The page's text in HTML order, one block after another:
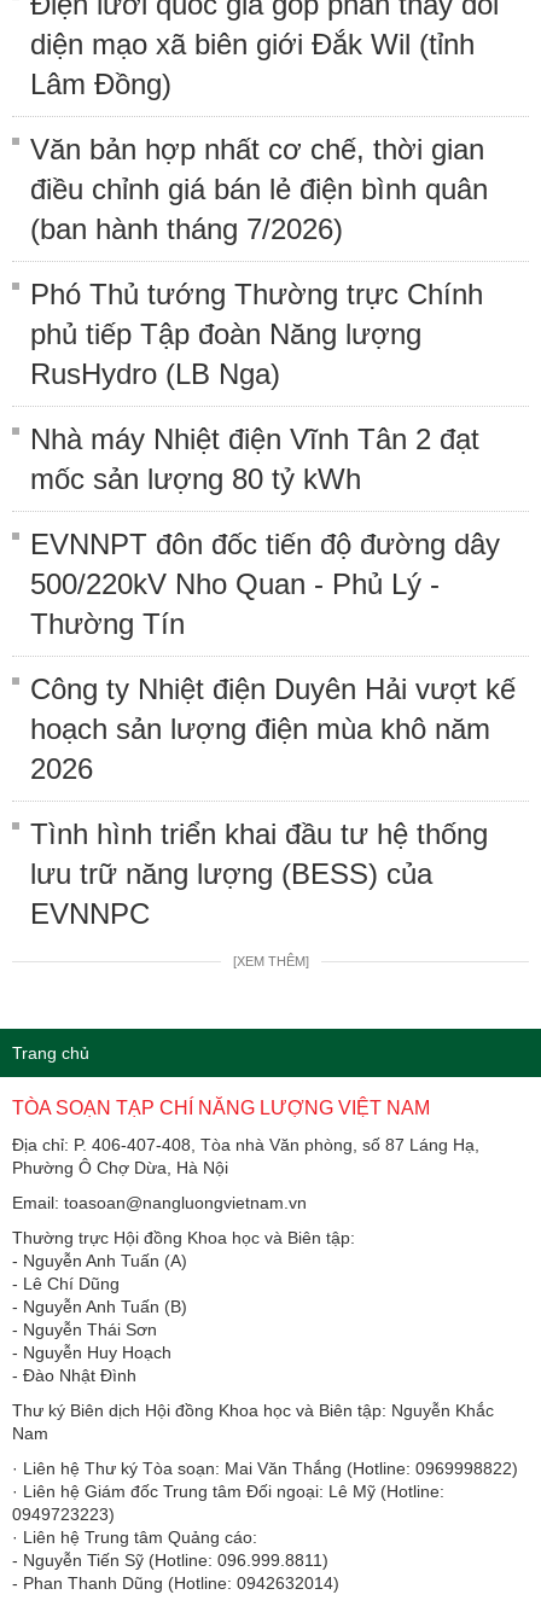
diện mạo xã biên giới Đắk Wil (tỉnh
Lâm Đồng)
Văn bản hợp nhất cơ chế, thời gian
điều chỉnh giá bán lẻ điện bình quân
(ban hành tháng 7/2026)
Phó Thủ tướng Thường trực Chính
phủ tiếp Tập đoàn Năng lượng
RusHydro (LB Nga)
Nhà máy Nhiệt điện Vĩnh Tân 2 đạt
mốc sản lượng 80 tỷ kWh
EVNNPT đôn đốc tiến độ đường dây
500/220kV Nho Quan - Phủ Lý -
Thường Tín
Công ty Nhiệt điện Duyên Hải vượt kế
hoạch sản lượng điện mùa khô năm
2026
Tình hình triển khai đầu tư hệ thống
lưu trữ năng lượng (BESS) của
EVNNPC
[XEM THÊM]
Trang chủ
TÒA SOẠN TẠP CHÍ NĂNG LƯỢNG VIỆT NAM
Địa chỉ: P. 406-407-408, Tòa nhà Văn phòng, số 87 Láng Hạ,
Phường Ô Chợ Dừa, Hà Nội
Email: toasoan@nangluongvietnam.vn
Thường trực Hội đồng Khoa học và Biên tập:
​​​​​​- Nguyễn Anh Tuấn (A)
- Lê Chí Dũng
- Nguyễn Anh Tuấn (B)
- Nguyễn Thái Sơn
- Nguyễn Huy Hoạch
- Đào Nhật Đình
Thư ký Biên dịch Hội đồng Khoa học và Biên tập: Nguyễn Khắc
Nam
· Liên hệ Thư ký Tòa soạn: Mai Văn Thắng (Hotline: 0969998822)
· Liên hệ Giám đốc Trung tâm Đối ngoại: Lê Mỹ (Hotline:
0949723223)
· Liên hệ Trung tâm Quảng cáo:
- Nguyễn Tiến Sỹ (Hotline: 096.999.8811)
- Phan Thanh Dũng (Hotline: 0942632014)